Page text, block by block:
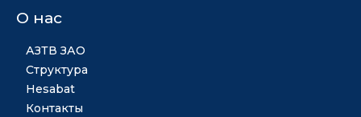
О нас
АЗТВ ЗАО
Структура
Hesabat
Контакты